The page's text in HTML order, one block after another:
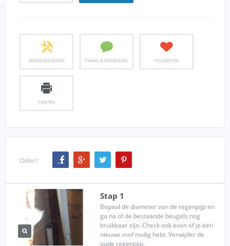
BENODIGDHEDEN VRAAG & ANTWOORD FAVORIETEN
PRINTEN
Delen:
Stap 1
Bepaal de diameter van de regenpijp en
ga na of de bestaande beugels nog
bruikbaar zijn. Check ook even of je een
nieuwe mof nodig hebt. Verwijder de
oude regenpijp.